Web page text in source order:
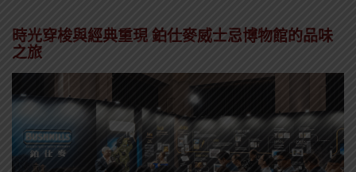
時光穿梭與經典重現 鉑仕麥威士忌博物館的品味
之旅